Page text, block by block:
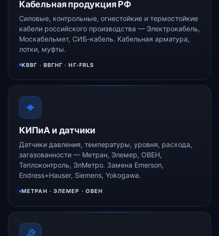
Кабельная продукция РФ
Силовые, контрольные, огнестойкие и термостойкие
кабели российского производства — Электрокабель,
Москабельмет, СИБ-кабель. Кабельная арматура,
лотки, муфты.
КВВГ · ВВГНГ · НГ-FRLS
КИПиА и датчики
Датчики давления, температуры, уровня, расхода,
загазованности — Метран, Элемер, ОВЕН,
Теплоконтроль, ЭлМетро. Замена Emerson,
Endress+Hauser, Siemens, Yokogawa.
МЕТРАН · ЭЛЕМЕР · ОВЕН